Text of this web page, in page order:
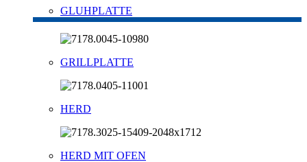
GLUHPLATTE
GRILLPLATTE
HERD
HERD MIT OFEN